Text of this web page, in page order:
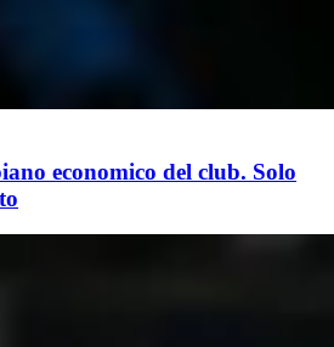
economico del club. Solo